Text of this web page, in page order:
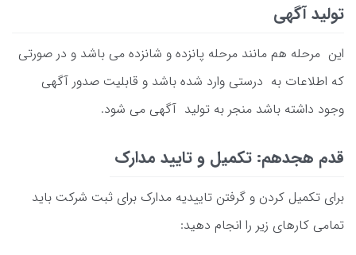
تولید آگهی
این مرحله هم مانند مرحله پانزده و شانزده می باشد و در صورتی
که اطلاعات به درستی وارد شده باشد و قابلیت صدور آگهی
وجود داشته باشد منجر به تولید آگهی می شود.
قدم هجدهم: تکمیل و تایید مدارک
برای تکمیل کردن و گرفتن تاییدیه مدارک برای ثبت شرکت باید
تمامی کارهای زیر را انجام دهید: